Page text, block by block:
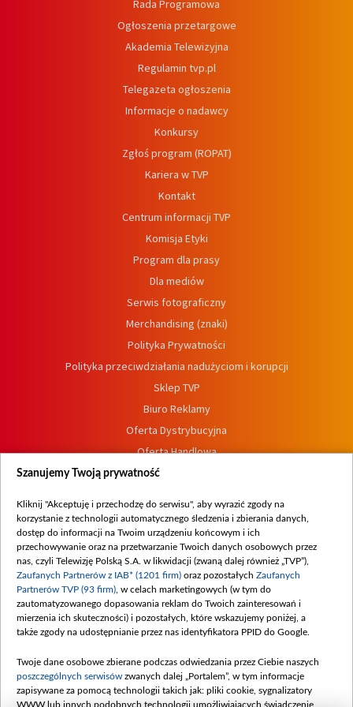
Rada Programowa
Ogłoszenia przetargowe
Akademia Telewizyjna
Regulamin tvp.pl
Telegazeta ogłoszenia
Informacje o nadawcy
Konkursy
Zgłoś program (ROPAT)
Kariera w TVP
Kontakt
Centrum informacji TVP
Komisja Etyki
Program dla prasy
Dla mediów
Serwis fotograficzny
Merchandising (znaki)
Polityka Prywatności
Polityka przeciwdziałania nadużyciom i korupcji
Sklep TVP
Biuro Reklamy
Oferta Dystrybucyjna
Oferta Handlowa
Dostępność
Procedura zgłoszeń wewnętrznych
Szanujemy Twoją prywatność
Kliknij "Akceptuję i przechodzę do serwisu", aby wyrazić zgody na
korzystanie z technologii automatycznego śledzenia i zbierania danych,
dostęp do informacji na Twoim urządzeniu końcowym i ich
przechowywanie oraz na przetwarzanie Twoich danych osobowych przez
nas, czyli Telewizję Polską S.A. w likwidacji (zwaną dalej również „TVP”),
Zaufanych Partnerów z IAB* (1201 firm) oraz pozostałych Zaufanych
Partnerów TVP (93 firm) , w celach marketingowych (w tym do
zautomatyzowanego dopasowania reklam do Twoich zainteresowań i
mierzenia ich skuteczności) i pozostałych, które wskazujemy poniżej, a
także zgody na udostępnianie przez nas identyfikatora PPID do Google.
Twoje dane osobowe zbierane podczas odwiedzania przez Ciebie naszych
poszczególnych serwisów zwanych dalej „Portalem”, w tym informacje
zapisywane za pomocą technologii takich jak: pliki cookie, sygnalizatory
WWW lub innych podobnych technologii umożliwiających świadczenie